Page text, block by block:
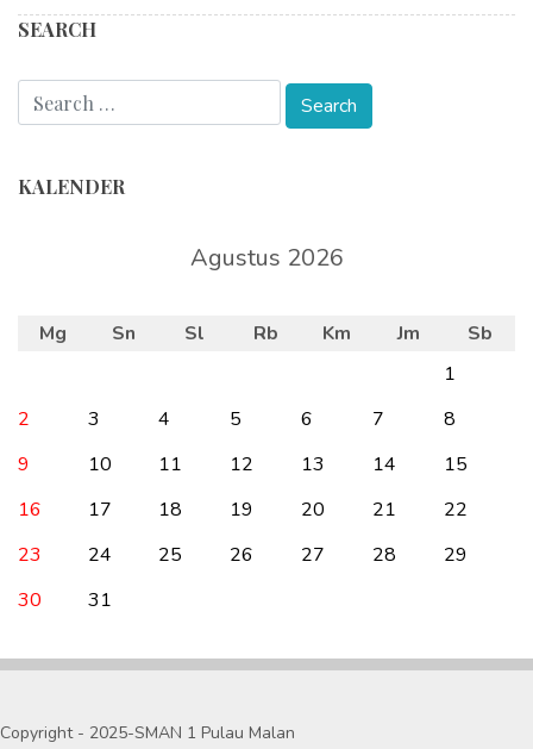
SEARCH
KALENDER
Agustus 2026
Mg Sn Sl Rb Km Jm
Sb
1
2
3 4 5 6 7
8
9
10 11 12 13 14
15
16
17 18 19 20 21
22
23
24 25 26 27 28
29
30
31
Copyright - 2025-SMAN 1 Pulau Malan